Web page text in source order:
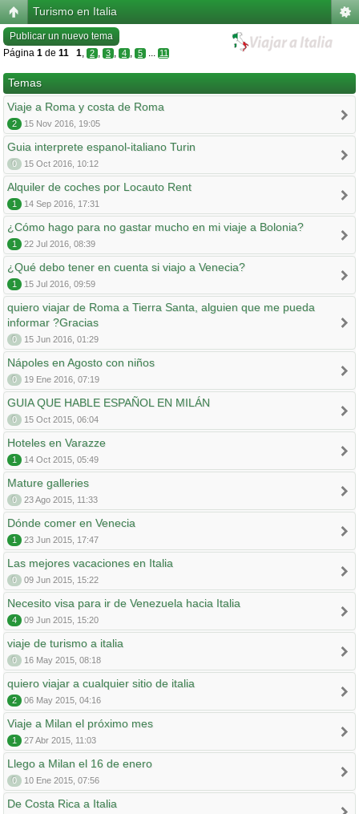
Turismo en Italia
Publicar un nuevo tema
Página 1 de 11 1, 2 , 3 , 4 , 5 ... 11
Temas
Viaje a Roma y costa de Roma
2 15 Nov 2016, 19:05
Guia interprete espanol-italiano Turin
0 15 Oct 2016, 10:12
Alquiler de coches por Locauto Rent
1 14 Sep 2016, 17:31
¿Cómo hago para no gastar mucho en mi viaje a Bolonia?
1 22 Jul 2016, 08:39
¿Qué debo tener en cuenta si viajo a Venecia?
1 15 Jul 2016, 09:59
quiero viajar de Roma a Tierra Santa, alguien que me pueda
informar ?Gracias
0 15 Jun 2016, 01:29
Nápoles en Agosto con niños
0 19 Ene 2016, 07:19
GUIA QUE HABLE ESPAÑOL EN MILÁN
0 15 Oct 2015, 06:04
Hoteles en Varazze
1 14 Oct 2015, 05:49
Mature galleries
0 23 Ago 2015, 11:33
Dónde comer en Venecia
1 23 Jun 2015, 17:47
Las mejores vacaciones en Italia
0 09 Jun 2015, 15:22
Necesito visa para ir de Venezuela hacia Italia
4 09 Jun 2015, 15:20
viaje de turismo a italia
0 16 May 2015, 08:18
quiero viajar a cualquier sitio de italia
2 06 May 2015, 04:16
Viaje a Milan el próximo mes
1 27 Abr 2015, 11:03
Llego a Milan el 16 de enero
0 10 Ene 2015, 07:56
De Costa Rica a Italia